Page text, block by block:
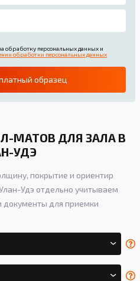
обработку персональных данных и
обработки персональных данных
образец
МАТОВ ДЛЯ ЗАЛА В
УДЭ
покрытие и ориентир
Удэ отдельно учитываем
документы для приемки